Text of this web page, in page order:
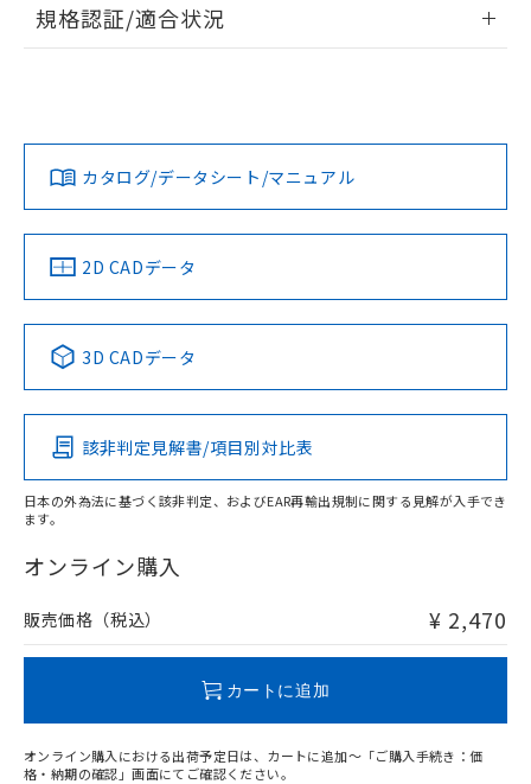
ログイン/会員登録
ダウンロードデータをご利用いただく前に、以下を必ずお読
みください。
ソフトウェアの使用条件
EU RoHS 注意事項・凡例
対応済み
中国 RoHS 注意事項・凡例
Pb Hg Cd Cr(VI)
O
在庫等で未対応品が混在する可能性があります。
問い合わせください。
規格認証/適合状況
LR型式承認
（イギリス
船舶規格）
DNV型式承認
（ノルウェー
BV型式承認
（フランス
KR型式
（韓国
No No No No
この製品の規格認証/適合状況ページへ
その他の認証はこちらのページからご検索ください
カタログ/データシート/マニュアル
2D CADデータ
3D CADデータ
該非判定見解書/項目別対比表
日本の外為法に基づく該非判定、およびEAR再輸出規制に関する見解が入手でき
ます。
オンライン購入
販売価格（税込） ¥ 2,470
カートに追加
オンライン購入における出荷予定日は、カートに追加～「ご購入手続き：価
格・納期の確認」画面にてご確認ください。